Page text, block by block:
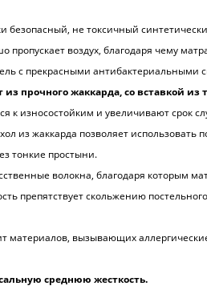
безопасный, не токсичный
пропускает воздух, благодаря чему
с прекрасными антибактериальными
из прочного жаккарда, со вставкой из
к износостойким и увеличивают срок
из жаккарда позволяет использовать
тонкие простыни.
волокна, благодаря которым
препятствует скольжению
материалов, вызывающих
среднюю жесткость.